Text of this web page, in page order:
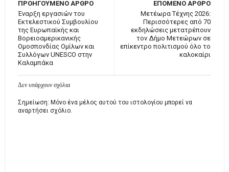
ΕΠΟΜΕΝΟ ΑΡΘΡΟ
Μετέωρα Τέχνης 2026:
Περισσότερες από 70
εκδηλώσεις μετατρέπουν
τον Δήμο Μετεώρων σε
επίκεντρο πολιτισμού όλο το
καλοκαίρι
ΠΡΟΗΓΟΥΜΕΝΟ ΑΡΘΡΟ
Έναρξη εργασιών του
Εκτελεστικού Συμβουλίου
της Ευρωπαϊκής και
Βορειοαμερικανικής
Ομοσπονδίας Ομίλων και
Συλλόγων UNESCO στην
Καλαμπάκα
Δεν υπάρχουν σχόλια
Σημείωση: Μόνο ένα μέλος αυτού του ιστολογίου μπορεί να
αναρτήσει σχόλιο.